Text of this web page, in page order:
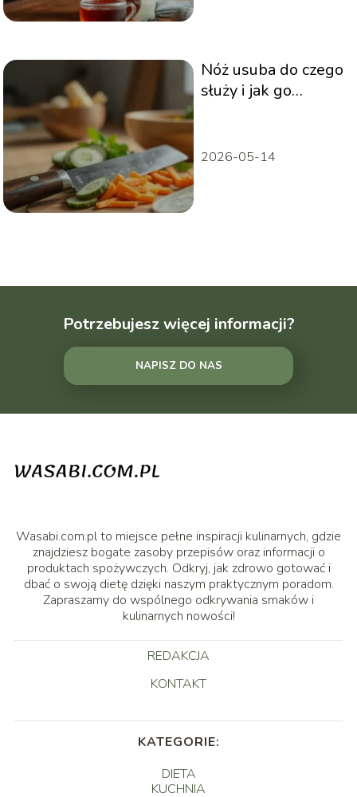
Nóż usuba do czego
służy i jak go
2026-05-14
Potrzebujesz więcej informacji?
NAPISZ DO NAS
Wasabi.com.pl to miejsce pełne inspiracji kulinarnych, gdzie
znajdziesz bogate zasoby przepisów oraz informacji o
produktach spożywczych. Odkryj, jak zdrowo gotować i
dbać o swoją dietę dzięki naszym praktycznym poradom.
Zapraszamy do wspólnego odkrywania smaków i
kulinarnych nowości!
REDAKCJA
KONTAKT
KATEGORIE:
DIETA
KUCHNIA